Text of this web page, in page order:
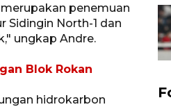
penemuan
Sidingin North-1 dan
ungkap Andre.
Blok Rokan
hidrokarbon